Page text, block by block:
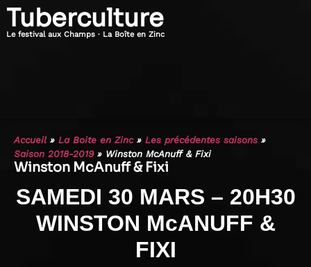
Tuberculture
Le festival aux Champs · La Boîte en Zinc
Accueil» La Boite en Zinc» Les précédentes saisons »
Saison 2018-2019» Winston McAnuff & Fixi
Winston McAnuff & Fixi
SAMEDI 30 MARS – 20H30
WINSTON McANUFF &
FIXI